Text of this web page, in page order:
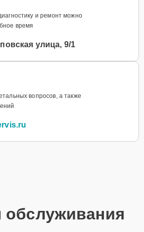
и ремонт можно
время
улица, 9/1
вопросов, а также